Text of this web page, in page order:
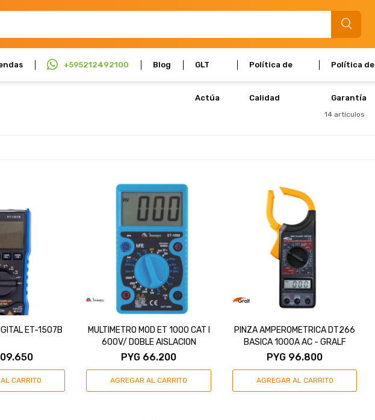
+595212492100 Blog GLT
Actúa
Política de
Calidad
Política de
Garantía
14 artículos
ET-1507B
MULTIMETRO MOD ET 1000 CAT I
600V/ DOBLE AISLACION
PYG 66.200
PINZA AMPEROMETRICA DT266
BASICA 1000A AC - GRALF
PYG 96.800